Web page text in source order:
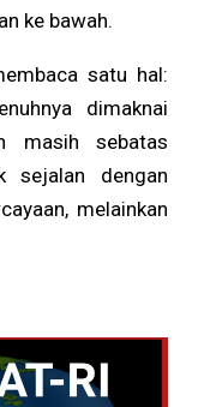
ke bawah.
satu hal:
dimaknai
masih sebatas
sejalan dengan
melainkan